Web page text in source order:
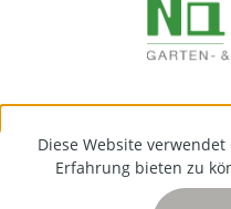
Diese Website
Erfahrung bieten zu